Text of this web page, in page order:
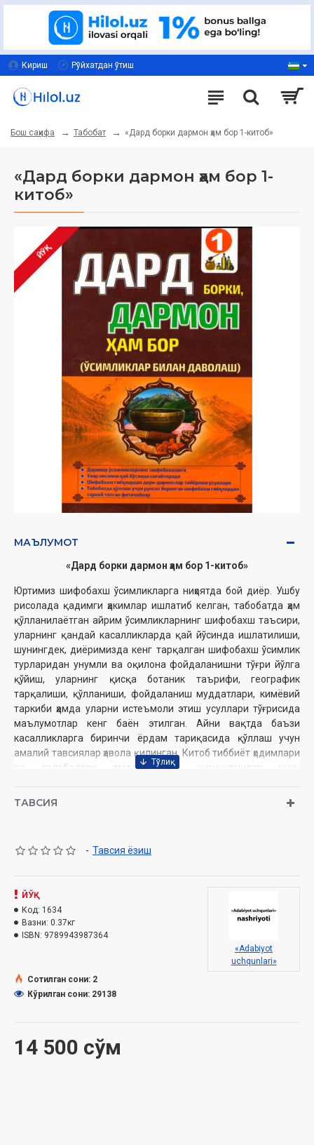
Кириш Рўйхатдан ўтиш
Бош саҳифа Табобат «Дард борки дармон ҳам бор 1-китоб»
«Дард борки дармон ҳам бор 1-
китоб»
ЙЎҚ
МАЪЛУМОТ
«Дард борки дармон ҳам бор 1-китоб»‎‎
Юртимиз шифобахш ўсимликларга ниҳоятда бой диёр. Ушбу
рисолада қадимги ҳакимлар ишлатиб келган, табобатда ҳам
қўлланилаётган айрим ўсимликларнинг шифобахш таъсири,
уларнинг қандай касалликларда қай йўсинда ишлатилиши,
шунингдек, диёримизда кенг тарқалган шифобахш ўсимлик
турларидан унумли ва оқилона фойдаланишни тўғри йўлга
қўйиш, уларнинг қисқа ботаник таърифи, географик
тарқалиши, қўлланиши, фойдаланиш муддатлари, кимёвий
таркиби ҳамда уларни истеъмоли этиш усуллари тўғрисида
маълумотлар кенг баён этилган. Айни вақтда баъзи
касалликларга биринчи ёрдам тариқасида қўллаш учун
амалий тавсиялар ҳавола қилинган. Китоб тиббиёт ҳодимлари
ва талабалари ҳамда барча қизиқувчилар учун
Сана: 2016 йил
Ўлчами:
Муқоваси:
ТАВСИЯ
- Тавсия ёзиш
14 500 сўм
ЙЎҚ
Код: 1634
Вазни: 0.37кг
ISBN: 9789943987364
«Adabiyot
uchqunlari»
Сотилган сони: 2
Кўрилган сони: 29138